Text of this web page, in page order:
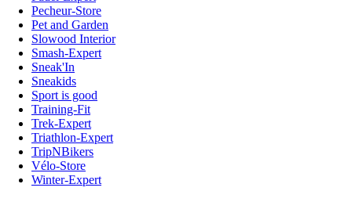
Pecheur-Store
Pet and Garden
Slowood Interior
Smash-Expert
Sneak'In
Sneakids
Sport is good
Training-Fit
Trek-Expert
Triathlon-Expert
TripNBikers
Vélo-Store
Winter-Expert